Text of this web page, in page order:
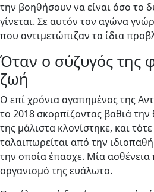
την βοηθήσουν να είναι όσο το
γίνεται. Σε αυτόν τον αγώνα
που αντιμετώπιζαν τα ίδια
Όταν ο σύζυγός της
ζωή
Ο επί χρόνια αγαπημένος της
το 2018 σκορπίζοντας βαθιά την
της μάλιστα κλονίστηκε, και
ταλαιπωρείται από την
την οποία έπασχε. Μία ασθένεια
οργανισμό της ευάλωτο.